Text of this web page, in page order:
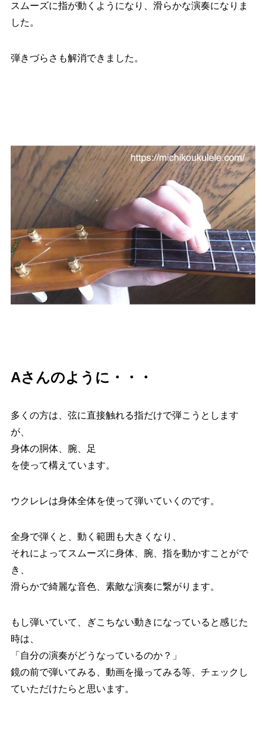
スムーズに指が動くようになり、滑らかな演奏になりま
した。
弾きづらさも解消できました。
Aさんのように・・・
多くの方は、弦に直接触れる指だけで弾こうとします
が、
身体の胴体、腕、足
を使って構えています。
ウクレレは身体全体を使って弾いていくのです。
全身で弾くと、動く範囲も大きくなり、
それによってスムーズに身体、腕、指を動かすことがで
き、
滑らかで綺麗な音色、素敵な演奏に繋がります。
もし弾いていて、ぎこちない動きになっていると感じた
時は、
「自分の演奏がどうなっているのか？」
鏡の前で弾いてみる、動画を撮ってみる等、チェックし
ていただけたらと思います。